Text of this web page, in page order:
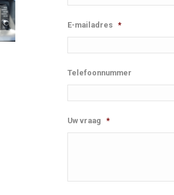
E-mailadres *
Telefoonnummer
Uw vraag *